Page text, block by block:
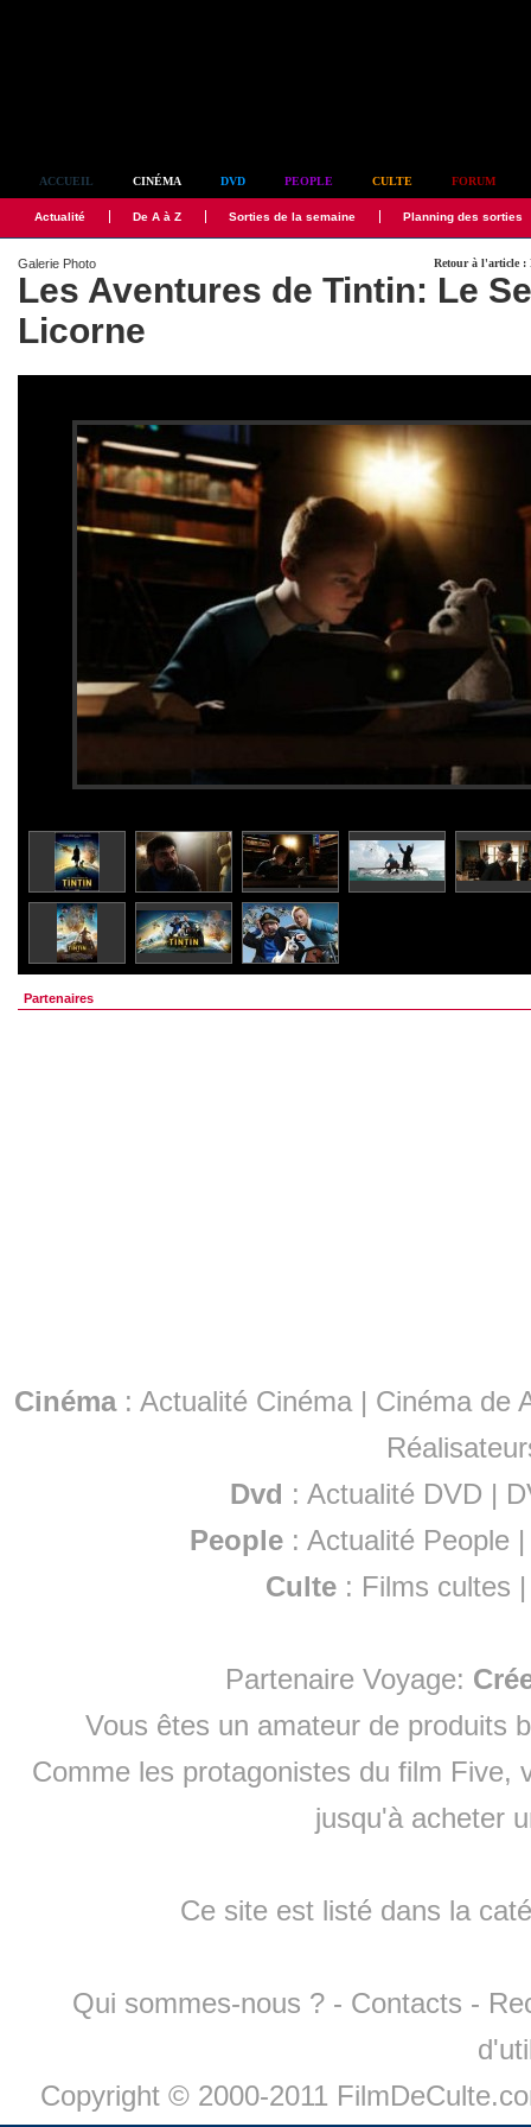
ACCUEIL CINÉMA DVD PEOPLE CULTE FORUM
Actualité De A à Z Sorties de la semaine Planning des sorties
Retour à l'article :
Galerie Photo
Les Aventures de Tintin: Le
Licorne
Partenaires
Cinéma: Actualité Cinéma | Cinéma de
Dvd : Actualité DVD |
People :Actualité People
Culte : Films cultes
Partenaire Voyage:
Vous êtes un amateur de produits
Comme les protagonistes du film Five,
jusqu'à acheter
Ce site est listé dans la
Qui sommes-nous ? - Contacts -
Copyright © 2000-2011